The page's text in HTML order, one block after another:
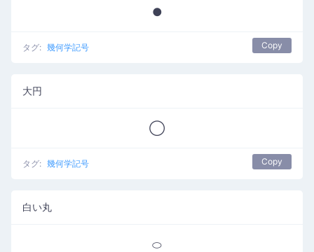
●
タグ: 幾何学記号 Copy
大円
◯
タグ: 幾何学記号 Copy
白い丸
⬭